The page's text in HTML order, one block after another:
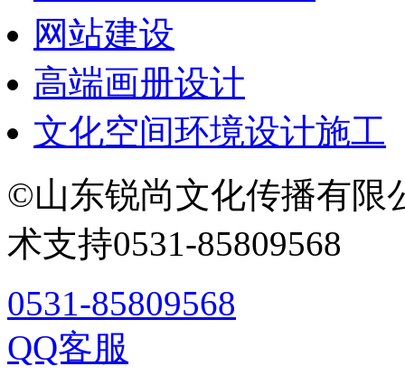
网站建设
高端画册设计
文化空间环境设计施工
©山东锐尚文化传播有
术支持0531-85809568
0531-85809568
QQ客服